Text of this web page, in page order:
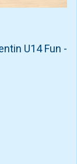
U14 Fun -